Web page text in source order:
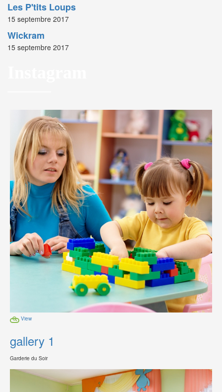
Les P'tits Loups
15 septembre 2017
Wickram
15 septembre 2017
View
gallery 1
Garderie du Soir